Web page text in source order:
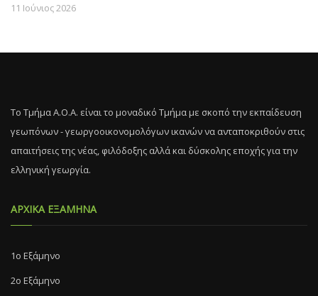
11 Ιούνιος 2026
Το Τμήμα Α.Ο.Α. είναι το μοναδικό Τμήμα με σκοπό την εκπαίδευση
γεωπόνων - γεωργοοικονομολόγων ικανών να ανταποκριθούν στις
απαιτήσεις της νέας, φιλόδοξης αλλά και δύσκολης εποχής για την
ελληνική γεωργία.
ΑΡΧΙΚΑ ΕΞΑΜΗΝΑ
1ο Εξάμηνο
2ο Εξάμηνο